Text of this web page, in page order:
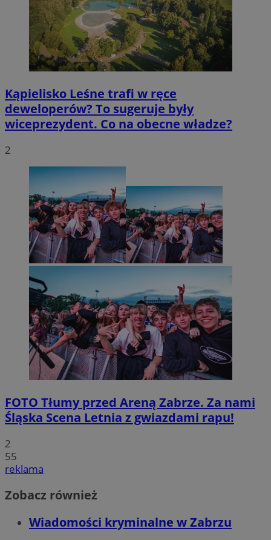
Kąpielisko Leśne trafi w ręce
deweloperów? To sugeruje były
wiceprezydent. Co na obecne władze?
2
FOTO Tłumy przed Areną Zabrze. Za nami
Śląska Scena Letnia z gwiazdami rapu!
2
55
reklama
Zobacz również
Wiadomości kryminalne w Zabrzu